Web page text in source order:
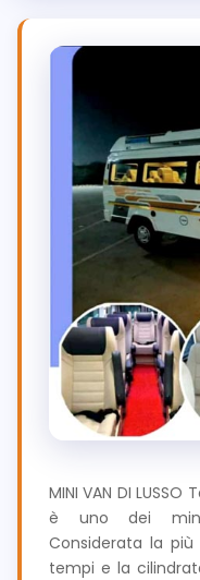
MINI VAN DI
è uno dei
Considerata la
tempi e la